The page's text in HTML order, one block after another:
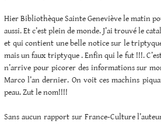
Hier Bibliothèque Sainte Geneviève le matin
aussi. Et c’est plein de monde. J’ai trouvé le
et qui contient une belle notice sur le
mais un faux triptyque . Enfin qui le fut !!!.
n’arrive pour picorer des informations sur
Marco l’an dernier. On voit ces machins
peau. Zut le nom!!!!
Sans aucun rapport sur France-Culture